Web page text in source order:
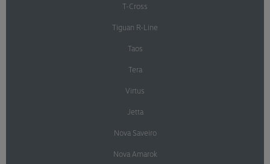
T-Cross
Tiguan R-Line
Taos
Tera
Virtus
Jetta
Nova Saveiro
Nova Amarok